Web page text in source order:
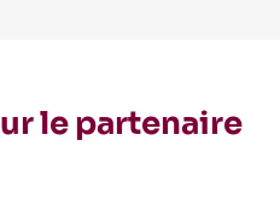
le partenaire